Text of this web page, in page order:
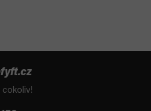
cokoliv!